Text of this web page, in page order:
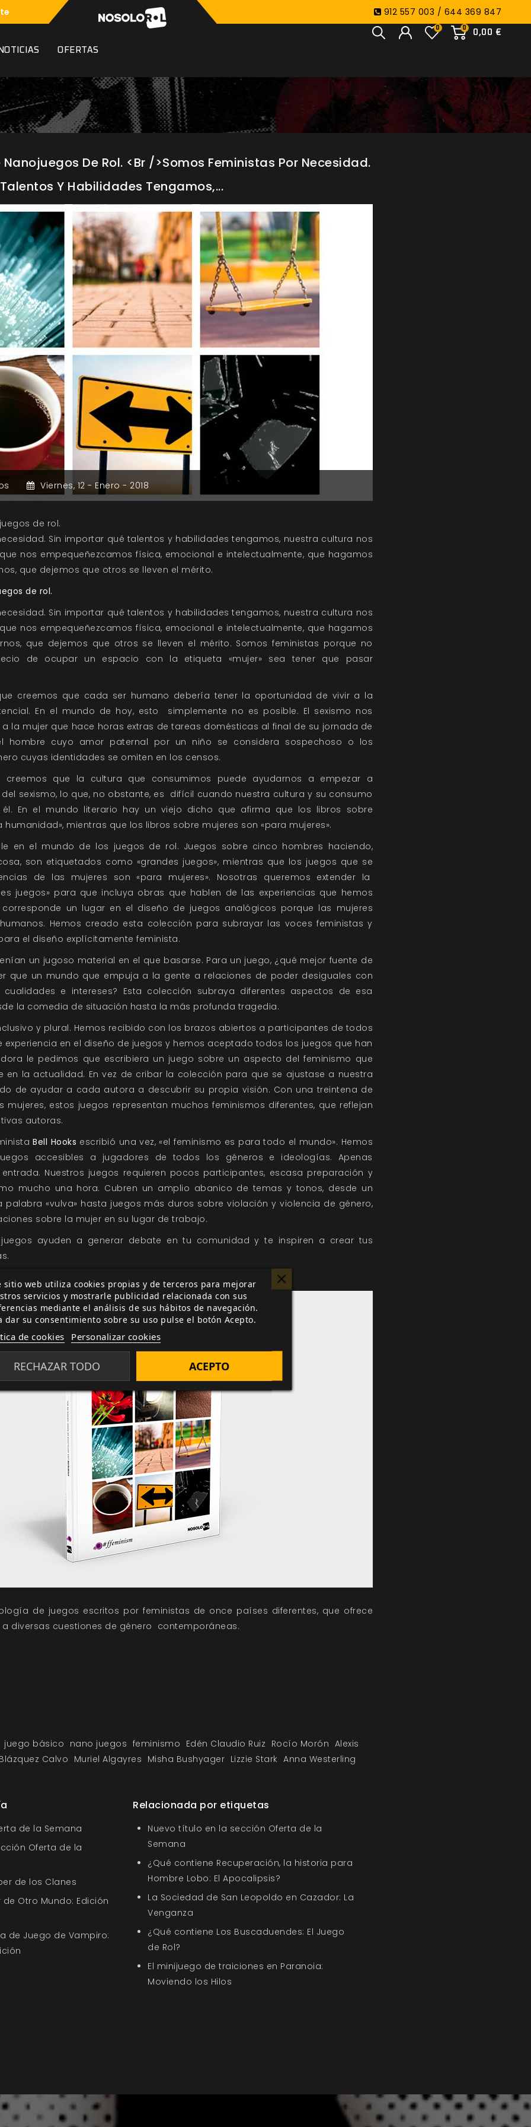
912 557 003 / 644 369 847
0
0,00 €
0
OFERTAS
De Rol. <br />Somos Feministas Por Necesidad.
Y Habilidades Tengamos,...
Viernes,12 - Enero - 2018
de rol.
Sin importar qué talentos y habilidades tengamos, nuestra cultura nos
nos empequeñezcamos física, emocional e intelectualmente, que hagamos
que dejemos que otros se lleven el mérito.
de rol.
Sin importar qué talentos y habilidades tengamos, nuestra cultura nos
nos empequeñezcamos física, emocional e intelectualmente, que hagamos
que dejemos que otros se lleven el mérito. Somos feministas porque no
de ocupar un espacio con la etiqueta «mujer» sea tener que pasar
creemos que cada ser humano debería tener la oportunidad de vivir a la
En el mundo de hoy, esto simplemente no es posible. El sexismo nos
la mujer que hace horas extras de tareas domésticas al final de su jornada de
hombre cuyo amor paternal por un niño se considera sospechoso o los
cuyas identidades se omiten en los censos.
creemos que la cultura que consumimos puede ayudarnos a empezar a
sexismo, lo que, no obstante, es difícil cuando nuestra cultura y su consumo
En el mundo literario hay un viejo dicho que afirma que los libros sobre
mientras que los libros sobre mujeres son «para mujeres».
en el mundo de los juegos de rol. Juegos sobre cinco hombres haciendo,
son etiquetados como «grandes juegos», mientras que los juegos que se
de las mujeres son «para mujeres». Nosotras queremos extender la
juegos» para que incluya obras que hablen de las experiencias que hemos
un lugar en el diseño de juegos analógicos porque las mujeres
Hemos creado esta colección para subrayar las voces feministas y
el diseño explícitamente feminista.
un jugoso material en el que basarse. Para un juego, ¿qué mejor fuente de
que un mundo que empuja a la gente a relaciones de poder desiguales con
e intereses? Esta colección subraya diferentes aspectos de esa
la comedia de situación hasta la más profunda tragedia.
y plural. Hemos recibido con los brazos abiertos a participantes de todos
experiencia en el diseño de juegos y hemos aceptado todos los juegos que han
le pedimos que escribiera un juego sobre un aspecto del feminismo que
en la actualidad. En vez de cribar la colección para que se ajustase a nuestra
de ayudar a cada autora a descubrir su propia visión. Con una treintena de
mujeres, estos juegos representan muchos feminismos diferentes, que reflejan
autoras.
Bell Hooks escribió una vez, «el feminismo es para todo el mundo». Hemos
accesibles a jugadores de todos los géneros e ideologías. Apenas
Nuestros juegos requieren pocos participantes, escasa preparación y
mucho una hora. Cubren un amplio abanico de temas y tonos, desde un
palabra «vulva» hasta juegos más duros sobre violación y violencia de género,
sobre la mujer en su lugar de trabajo.
ayuden a generar debate en tu comunidad y te inspiren a crear tus
de juegos escritos por feministas de once países diferentes, que ofrece
diversas cuestiones de género contemporáneas.
juego básico nano juegos feminismo Edén Claudio Ruiz Rocío Morón Alexis
Calvo Muriel Algayres Misha Bushyager Lizzie Stark Anna Westerling
de la Semana
Oferta de la
de los Clanes
Otro Mundo: Edición
de Juego de Vampiro:
Relacionada por etiquetas
Nuevo título en la sección Oferta de la
Semana
¿Qué contiene Recuperación, la historia para
Hombre Lobo: El Apocalipsis?
La Sociedad de San Leopoldo en Cazador: La
Venganza
¿Qué contiene Los Buscaduendes: El Juego
de Rol?
El minijuego de traiciones en Paranoia:
Moviendo los Hilos
sitio web utiliza cookies propias y de terceros para mejorar
servicios y mostrarle publicidad relacionada con sus
mediante el análisis de sus hábitos de navegación.
dar su consentimiento sobre su uso pulse el botón Acepto.
de cookies Personalizar cookies
RECHAZAR TODO ACEPTO